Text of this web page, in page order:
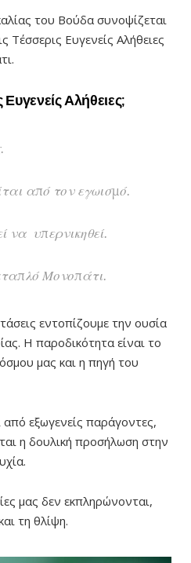
του Βούδα συνοψίζεται
Τέσσερις Ευγενείς Αλήθειες
Ευγενείς Αλήθειες;
από τον εγωισμό.
να υπερνικηθεί.
Μονοπάτι.
εντοπίζουμε την ουσία
Η παροδικότητα είναι το
μας και η πηγή του
εξωγενείς παράγοντες,
η δουλική προσήλωση στην
μας δεν εκπληρώνονται,
τη θλίψη.